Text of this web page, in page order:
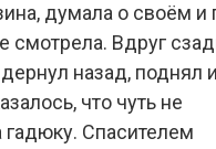
думала о своём и
смотрела. Вдруг
назад, поднял и
что чуть не
гадюку. Спасителем